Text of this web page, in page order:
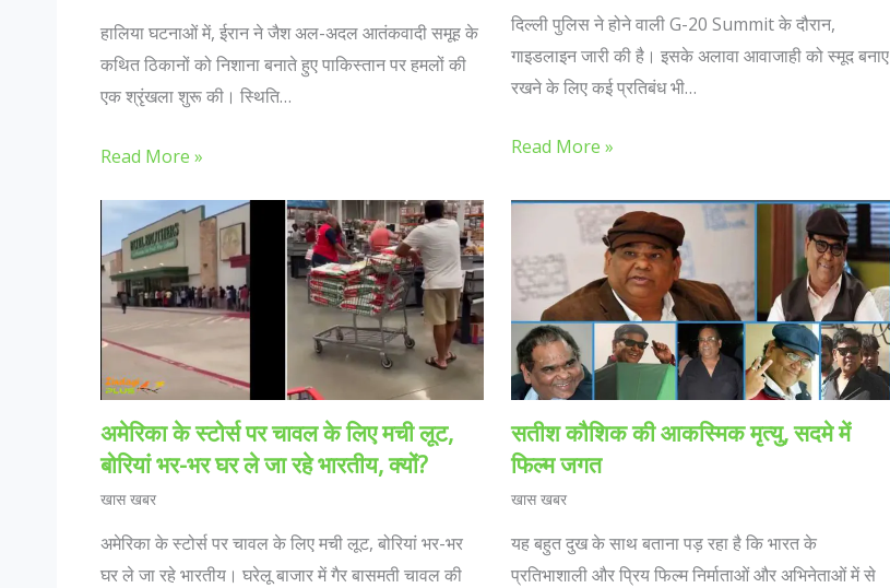
हालिया घटनाओं में, ईरान ने जैश अल-अदल आतंकवादी समूह के
कथित ठिकानों को निशाना बनाते हुए पाकिस्तान पर हमलों की
एक श्रृंखला शुरू की। स्थिति…
Read More »
दिल्ली पुलिस ने होने वाली G-20 Summit के दौरान,
गाइडलाइन जारी की है। इसके अलावा आवाजाही को स्मूद बनाए
रखने के लिए कई प्रतिबंध भी…
Read More »
अमेरिका के स्टोर्स पर चावल के लिए मची लूट,
बोरियां भर-भर घर ले जा रहे भारतीय, क्यों?
खास खबर
अमेरिका के स्टोर्स पर चावल के लिए मची लूट, बोरियां भर-भर
घर ले जा रहे भारतीय। घरेलू बाजार में गैर बासमती चावल की
सतीश कौशिक की आकस्मिक मृत्यु, सदमे में
फिल्म जगत
खास खबर
यह बहुत दुख के साथ बताना पड़ रहा है कि भारत के
प्रतिभाशाली और प्रिय फिल्म निर्माताओं और अभिनेताओं में से